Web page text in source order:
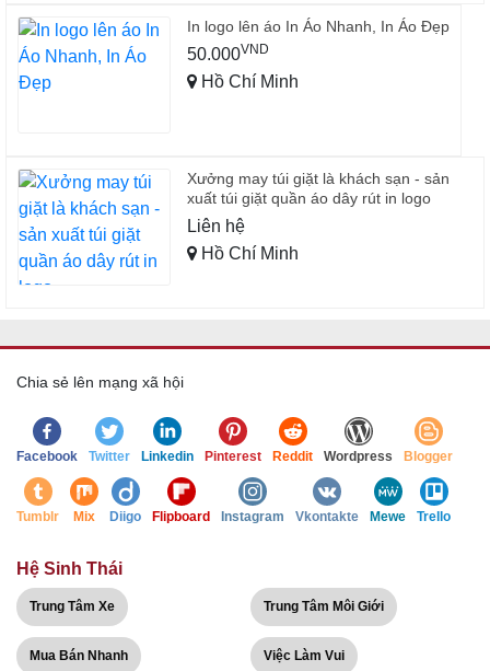
In logo lên áo In Áo Nhanh, In Áo Đẹp
50.000VND
Hồ Chí Minh
Xưởng may túi giặt là khách sạn - sản
xuất túi giặt quần áo dây rút in logo
Liên hệ
Hồ Chí Minh
Chia sẻ lên mạng xã hội
Facebook Twitter Linkedin Pinterest Reddit Wordpress Blogger
Tumblr Mix Diigo Flipboard Instagram Vkontakte Mewe Trello
Hệ Sinh Thái
Trung Tâm Xe Trung Tâm Môi Giới
Mua Bán Nhanh Việc Làm Vui